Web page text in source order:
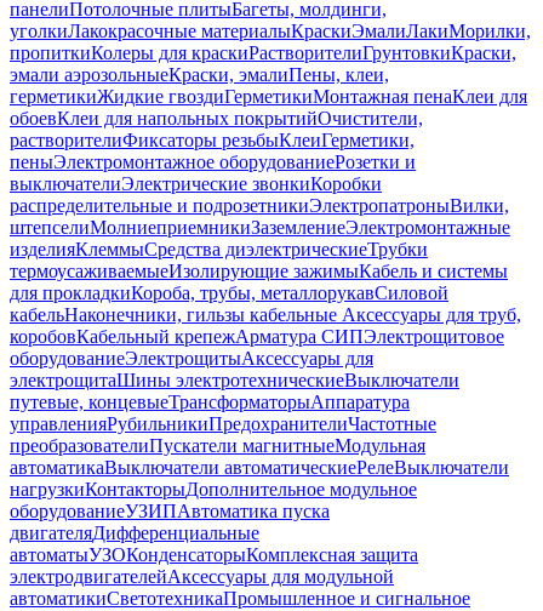
панелиПотолочные плитыБагеты, молдинги,
уголкиЛакокрасочные материалыКраскиЭмалиЛакиМорилки,
пропиткиКолеры для краскиРастворителиГрунтовкиКраски,
эмали аэрозольныеКраски, эмалиПены, клеи,
герметикиЖидкие гвоздиГерметикиМонтажная пенаКлеи для
обоевКлеи для напольных покрытийОчистители,
растворителиФиксаторы резьбыКлеиГерметики,
пеныЭлектромонтажное оборудованиеРозетки и
выключателиЭлектрические звонкиКоробки
распределительные и подрозетникиЭлектропатроныВилки,
штепселиМолниеприемникиЗаземлениеЭлектромонтажные
изделияКлеммыСредства диэлектрическиеТрубки
термоусаживаемыеИзолирующие зажимыКабель и системы
для прокладкиКороба, трубы, металлорукавСиловой
кабельНаконечники, гильзы кабельные Аксессуары для труб,
коробовКабельный крепежАрматура СИПЭлектрощитовое
оборудованиеЭлектрощитыАксессуары для
электрощитаШины электротехническиеВыключатели
путевые, концевыеТрансформаторыАппаратура
управленияРубильникиПредохранителиЧастотные
преобразователиПускатели магнитныеМодульная
автоматикаВыключатели автоматическиеРелеВыключатели
нагрузкиКонтакторыДополнительное модульное
оборудованиеУЗИПАвтоматика пуска
двигателяДифференциальные
автоматыУЗОКонденсаторыКомплексная защита
электродвигателейАксессуары для модульной
автоматикиСветотехникаПромышленное и сигнальное